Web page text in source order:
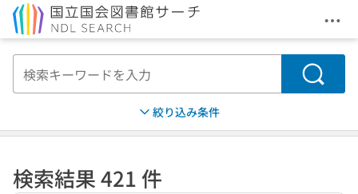
メ
検索
絞り込み条件
検索結果 421 件